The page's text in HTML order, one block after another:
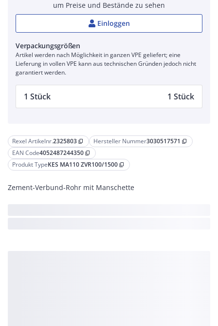
Rexel Artikelnr.2325803 content_copy Hersteller Nummer3030517571 content_copy
EAN Code4052487244350 content_copy
Produkt TypeKES MA110 ZVR100/1500 content_copy
Zement-Verbund-Rohr mit Manschette
um Preise und Bestände zu sehen
Einloggen
Verpackungsgrößen
Artikel werden nach Möglichkeit in ganzen VPE geliefert; eine
Lieferung in vollen VPE kann aus technischen Gründen jedoch nicht
garantiert werden.
1 Stück 1 Stück